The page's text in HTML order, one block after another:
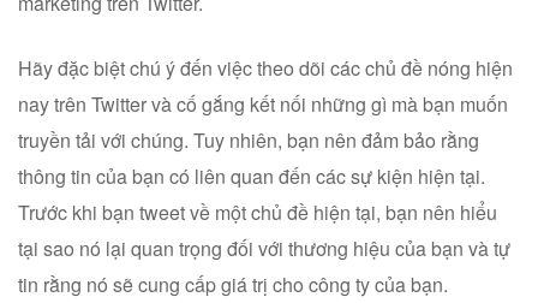
Hãy đặc biệt chú ý đến việc theo dõi các chủ đề nóng hiện
nay trên Twitter và cố gắng kết nối những gì mà bạn muốn
truyền tải với chúng. Tuy nhiên, bạn nên đảm bảo rằng
thông tin của bạn có liên quan đến các sự kiện hiện tại.
Trước khi bạn tweet về một chủ đề hiện tại, bạn nên hiểu
tại sao nó lại quan trọng đối với thương hiệu của bạn và tự
tin rằng nó sẽ cung cấp giá trị cho công ty của bạn.